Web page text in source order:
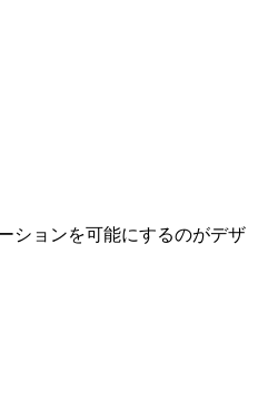
ションを可能にするのがデザ